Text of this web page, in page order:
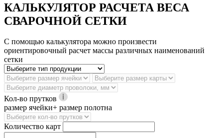
КАЛЬКУЛЯТОР РАСЧЕТА ВЕСА
СВАРОЧНОЙ СЕТКИ
С помощью калькулятора можно произвести
ориентировочный расчет массы различных наименований
сетки
Кол-во прутков
размер ячейки+ размер полотна
Количество карт